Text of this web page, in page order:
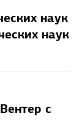
наук
наук
с